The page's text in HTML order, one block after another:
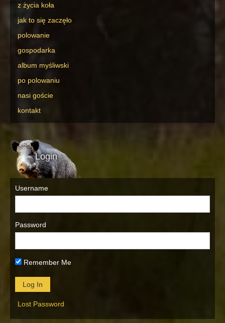
z życia koła
jak to się zaczęło
polowanie
gospodarka
album myśliwski
po polowaniu
nasi goście
kontakt
Login
Username
Password
Remember Me
Lost Password